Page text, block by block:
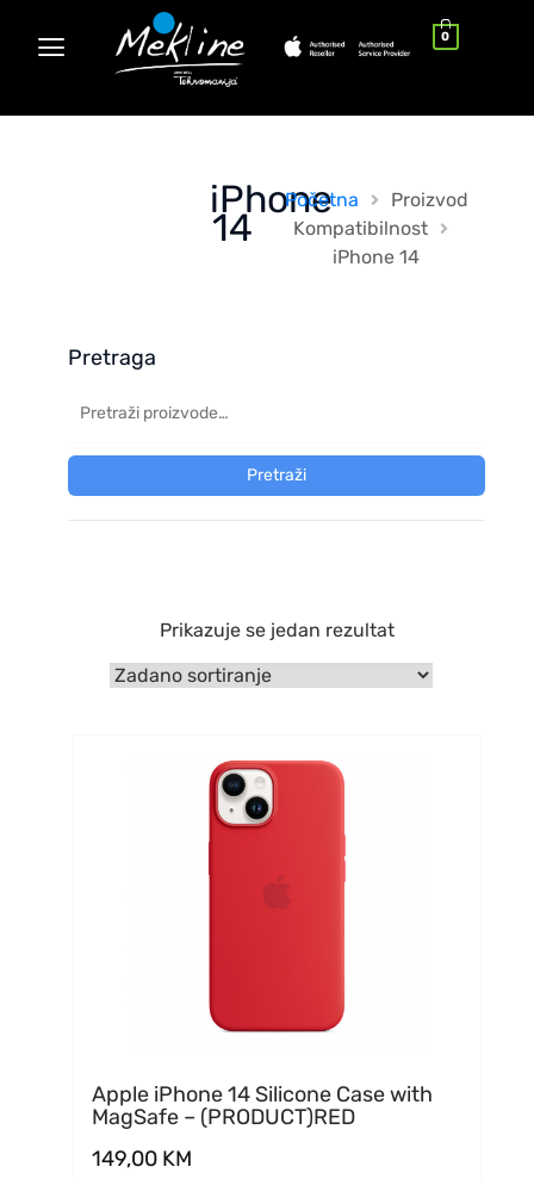
0
iPhone
14
Početna
Proizvod
Kompatibilnost
iPhone 14
Pretraga
Pretraži
Prikazuje se jedan rezultat
Apple iPhone 14 Silicone Case with
MagSafe – (PRODUCT)RED
149,00 KM